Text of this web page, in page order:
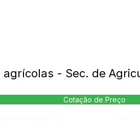
- Sec. de
Cotação de Preço